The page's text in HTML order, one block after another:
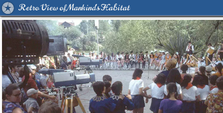
Retro View of Mankind's Habitat